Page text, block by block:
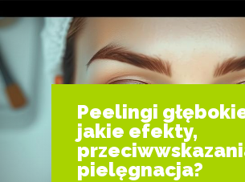
Peelingi
jakie efekty,
pielęgnacja?